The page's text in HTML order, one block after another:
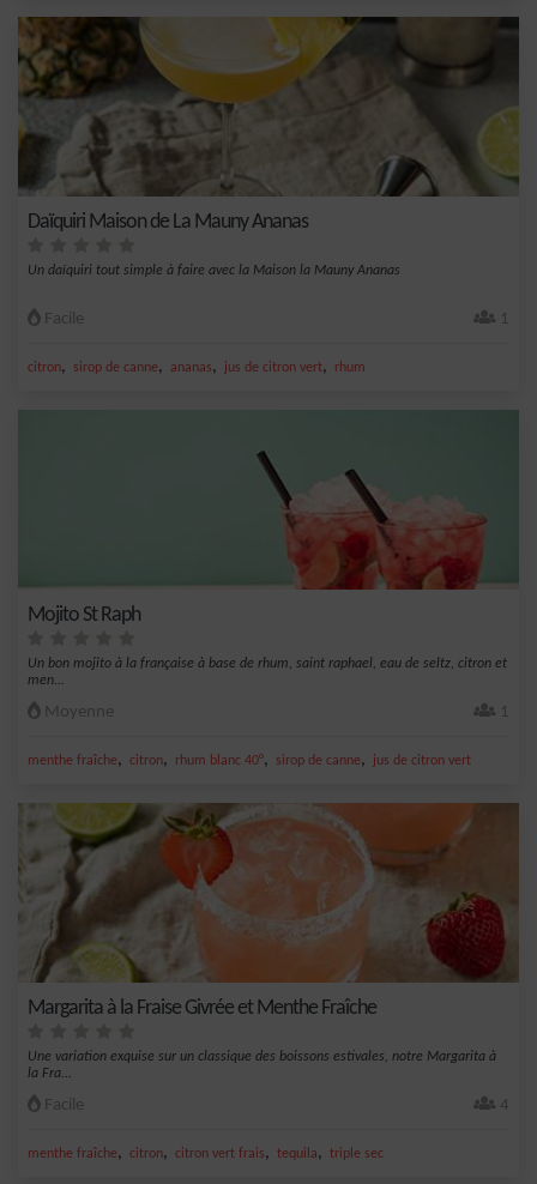
Daïquiri Maison de La Mauny Ananas
Un daïquiri tout simple à faire avec la Maison la Mauny Ananas
Facile 1
citron, sirop de canne, ananas, jus de citron vert, rhum
Mojito St Raph
Un bon mojito à la française à base de rhum, saint raphael, eau de seltz, citron et
men...
Moyenne 1
menthe fraîche, citron, rhum blanc 40°, sirop de canne, jus de citron vert
Margarita à la Fraise Givrée et Menthe Fraîche
Une variation exquise sur un classique des boissons estivales, notre Margarita à
la Fra...
Facile 4
menthe fraîche, citron, citron vert frais, tequila, triple sec